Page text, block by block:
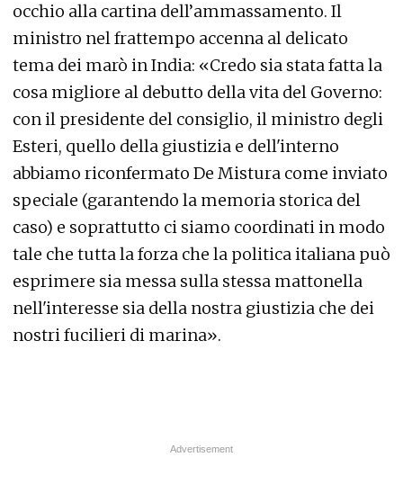
occhio alla cartina dell’ammassamento. Il
ministro nel frattempo accenna al delicato
tema dei marò in India: «Credo sia stata fatta la
cosa migliore al debutto della vita del Governo:
con il presidente del consiglio, il ministro degli
Esteri, quello della giustizia e dell'interno
abbiamo riconfermato De Mistura come inviato
speciale (garantendo la memoria storica del
caso) e soprattutto ci siamo coordinati in modo
tale che tutta la forza che la politica italiana può
esprimere sia messa sulla stessa mattonella
nell'interesse sia della nostra giustizia che dei
nostri fucilieri di marina».